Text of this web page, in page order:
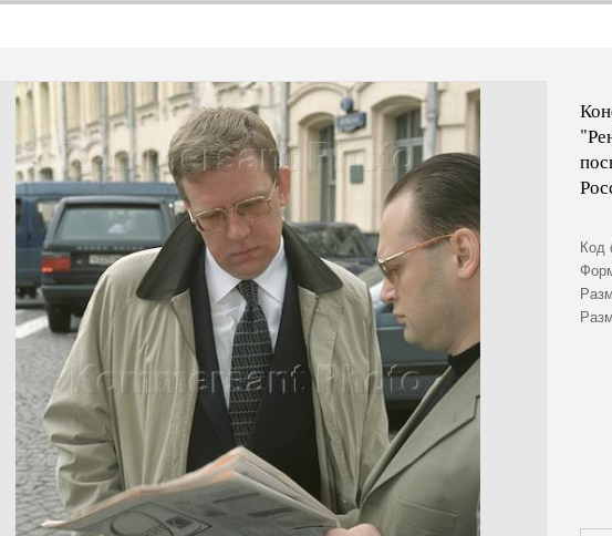
Код